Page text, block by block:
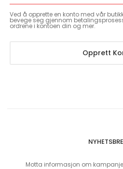
Ved å opprette en konto med vår
bevege seg gjennom
ordrene i kontoen din og mer.
Opprett
Motta informasjon om